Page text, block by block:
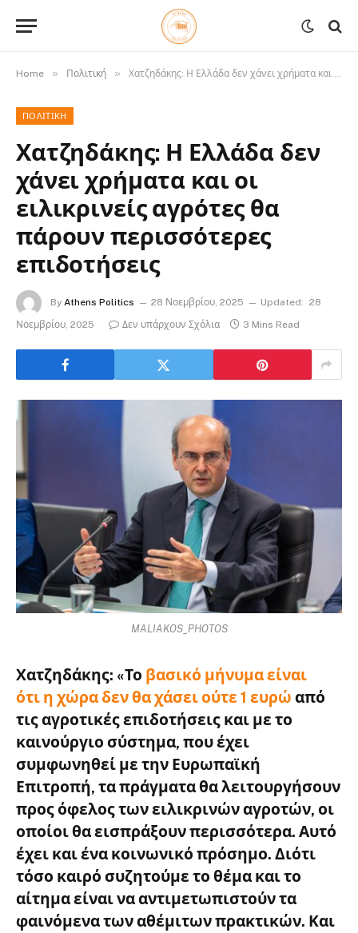
Home » Πολιτική » Χατζηδάκης: Η Ελλάδα δεν χάνει χρήματα και οι ειλικρινείς αγρότες θα πάρουν περισσότερες επιδοτήσεις
ΠΟΛΙΤΙΚΉ
Χατζηδάκης: Η Ελλάδα δεν
χάνει χρήματα και οι
ειλικρινείς αγρότες θα
πάρουν περισσότερες
επιδοτήσεις
By Athens Politics 28 Νοεμβρίου, 2025 Updated: 28
Νοεμβρίου, 2025
Δεν υπάρχουν Σχόλια 3 Mins Read
MALIAKOS_PHOTOS
Χατζηδάκης: «Το βασικό μήνυμα είναι
ότι η χώρα δεν θα χάσει ούτε 1 ευρώ από
τις αγροτικές επιδοτήσεις και με το
καινούργιο σύστημα, που έχει
συμφωνηθεί με την Ευρωπαϊκή
Επιτροπή, τα πράγματα θα λειτουργήσουν
προς όφελος των ειλικρινών αγροτών, οι
οποίοι θα εισπράξουν περισσότερα. Αυτό
έχει και ένα κοινωνικό πρόσημο. Διότι
τόσο καιρό συζητούμε το θέμα και το
αίτημα είναι νααντιμετωπιστούν τα
φαινόμενα των αθέμιτων πρακτικών. Και